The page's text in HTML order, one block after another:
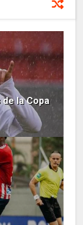
de la Copa